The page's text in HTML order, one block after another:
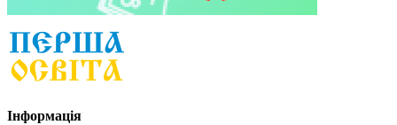
Інформація